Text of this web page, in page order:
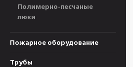
Полимерно-песчаные
люки
Пожарное оборудование
Трубы